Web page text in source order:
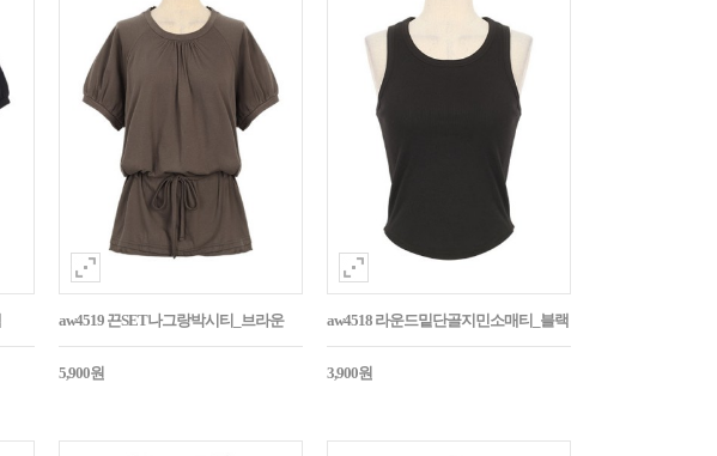
aw4519 끈SET나그랑박시티_브라운
5,900원
aw4518 라운드밑단골지민소매티_블랙
3,900원